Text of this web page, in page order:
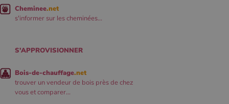
Cheminee.net
s'informer sur les cheminées...
S'APPROVISIONNER
Bois-de-chauffage.net
trouver un vendeur de bois près de chez
vous et comparer...